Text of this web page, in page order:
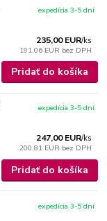
235,00 EUR/ks
191,06 EUR bez DPH
expedícia 3-5 dní
Pridať do košíka
247,00 EUR/ks
200,81 EUR bez DPH
expedícia 3-5 dní
Pridať do košíka
expedícia 3-5 dní